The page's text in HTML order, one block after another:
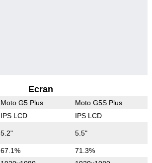
Ecran
Moto G5 Plus Moto G5S Plus
IPS LCD IPS LCD
5.2" 5.5"
67.1% 71.3%